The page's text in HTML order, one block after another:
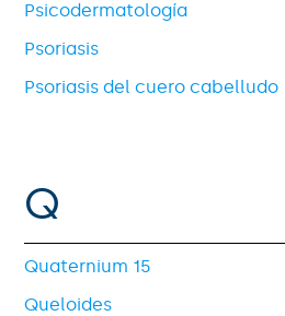
Psicodermatología
Psoriasis
Psoriasis del cuero cabelludo
Q
Quaternium 15
Queloides